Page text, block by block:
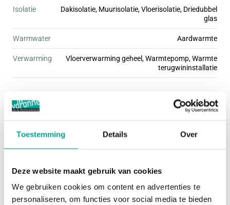
Toestemming Details Over
Deze website maakt gebruik van cookies
We gebruiken cookies om content en advertenties te
personaliseren, om functies voor social media te bieden
iedereen een passende woning te vinden. Stuk voor
stuk zijn deze woningen fraai afgewerkt met mooie
De kleine woonbuurten hebben een ding met elkaar
gemeen; ze zijn kindvriendelijk én autoluw. Dit
woont, terwijl je de dynamiek van de stad
Het programma van Praal bestaat uit een ruime
variatie koopwoningen, waarbij geen plattegrond
precies hetzelfde is. Afhankelijk van de grootte van
je gezin of je woonbehoefte, kies je voor een
Isolatie
Dakisolatie, Muurisolatie, Vloerisolatie, Driedubbel
glas
Warmwater Aardwarmte
Verwarming
Vloerverwarming geheel, Warmtepomp, Warmte
terugwininstallatie
Buitenruimte
Bergruimte